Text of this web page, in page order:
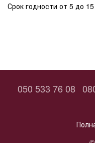
Срок годности от 5 до
050 533 76 08